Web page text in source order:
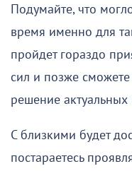
Подумайте, что
время именно для
пройдет гораздо
сил и позже
решение актуальных
С близкими будет
постараетесь